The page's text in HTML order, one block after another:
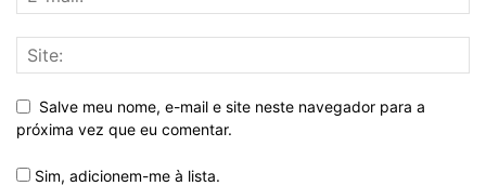
Salve meu nome, e-mail e site neste navegador para a
próxima vez que eu comentar.
Sim, adicionem-me à lista.